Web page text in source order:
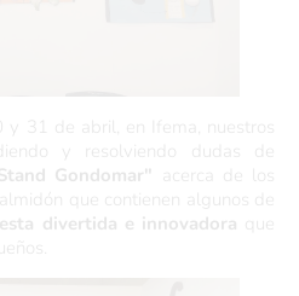
31 de abril, en Ifema, nuestros
y resolviendo dudas de
Gondomar"
acerca de los
que contienen algunos de
divertida e innovadora que